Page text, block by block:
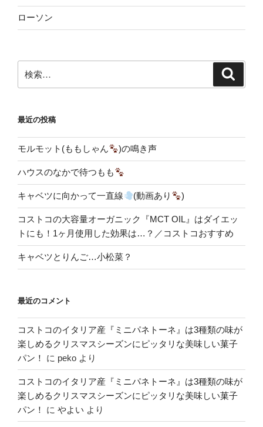
ローソン
索:
最近の投稿
モルモット(ももしゃん )の鳴き声
ハウスのなかで待つもも
キャベツに向かって一直線 (動画あり )
コストコの大容量オーガニック『MCT OIL』はダイエッ
トにも！1ヶ月使用した効果は…？／コストコおすすめ
キャベツとりんご…小松菜？
最近のコメント
コストコのイタリア産『ミニパネトーネ』は3種類の味が
楽しめるクリスマスシーズンにピッタリな美味しい菓子
パン！
に peko より
コストコのイタリア産『ミニパネトーネ』は3種類の味が
楽しめるクリスマスシーズンにピッタリな美味しい菓子
パン！
に やよい より